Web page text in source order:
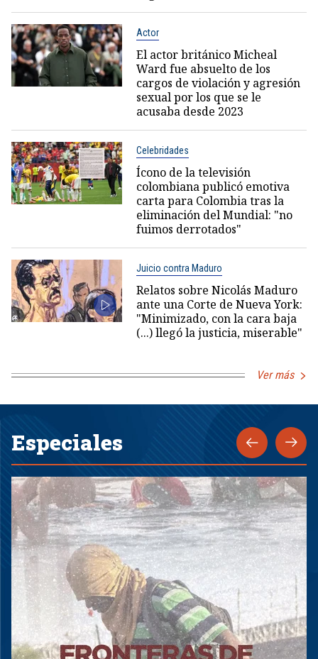
Actor
El actor británico Micheal
Ward fue absuelto de los
cargos de violación y agresión
sexual por los que se le
acusaba desde 2023
Celebridades
Ícono de la televisión
colombiana publicó emotiva
carta para Colombia tras la
eliminación del Mundial: "no
fuimos derrotados"
Juicio contra Maduro
Relatos sobre Nicolás Maduro
ante una Corte de Nueva York:
"Minimizado, con la cara baja
(...) llegó la justicia, miserable"
Ver más
Especiales